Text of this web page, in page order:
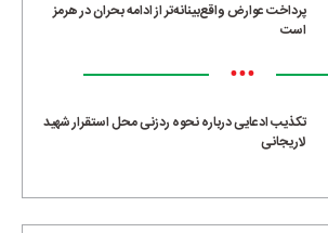
پرداخت عوارض واقع‌بینانه‌تر از ادامه بحران در هرمز
است
•••
تکذیب ادعایی درباره نحوه ردزنی محل استقرار شهید
لاریجانی